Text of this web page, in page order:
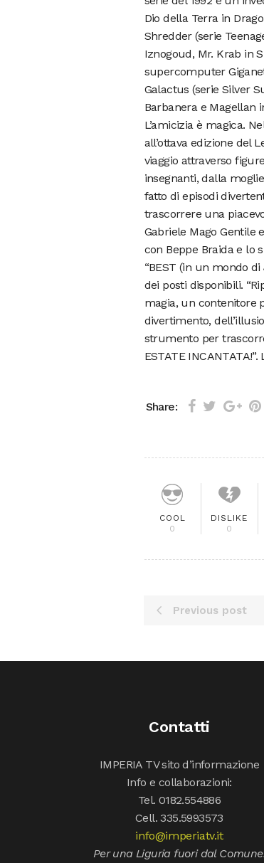
Dio della Terra in
Shredder (serie
Iznogoud, Mr. Krab in
supercomputer
Galactus (serie Silver
Barbanera e Magellan
L’amicizia è magica.
all’ottava edizione del
viaggio attraverso
insegnanti, dalla
fatto di episodi
trascorrere una
Gabriele Mago Gentile
con Beppe Braida e lo
“BEST (in un mondo
dei posti disponibili.
magia, un contenitore
divertimento,
strumento per
ESTATE
Share:
COOL
0
DISLIKE
0
Previous post
Contatti
IMPERIA TV sito d’informazione
Info e collaborazioni:
Tel. 0182.554886
Cell. 335.5993573
info@imperiatv.it
Per una Liguria fuori dal